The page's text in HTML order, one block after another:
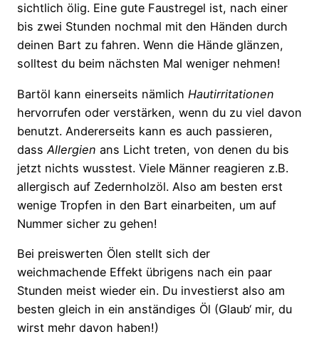
sichtlich ölig. Eine gute Faustregel ist, nach einer
bis zwei Stunden nochmal mit den Händen durch
deinen Bart zu fahren. Wenn die Hände glänzen,
solltest du beim nächsten Mal weniger nehmen!
Bartöl kann einerseits nämlich Hautirritationen
hervorrufen oder verstärken, wenn du zu viel davon
benutzt. Andererseits kann es auch passieren,
dass Allergien ans Licht treten, von denen du bis
jetzt nichts wusstest. Viele Männer reagieren z.B.
allergisch auf Zedernholzöl. Also am besten erst
wenige Tropfen in den Bart einarbeiten, um auf
Nummer sicher zu gehen!
Bei preiswerten Ölen stellt sich der
weichmachende Effekt übrigens nach ein paar
Stunden meist wieder ein. Du investierst also am
besten gleich in ein anständiges Öl (Glaub‘ mir, du
wirst mehr davon haben!)